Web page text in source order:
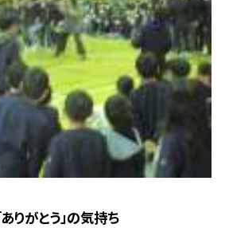
りがとう」の気持ち